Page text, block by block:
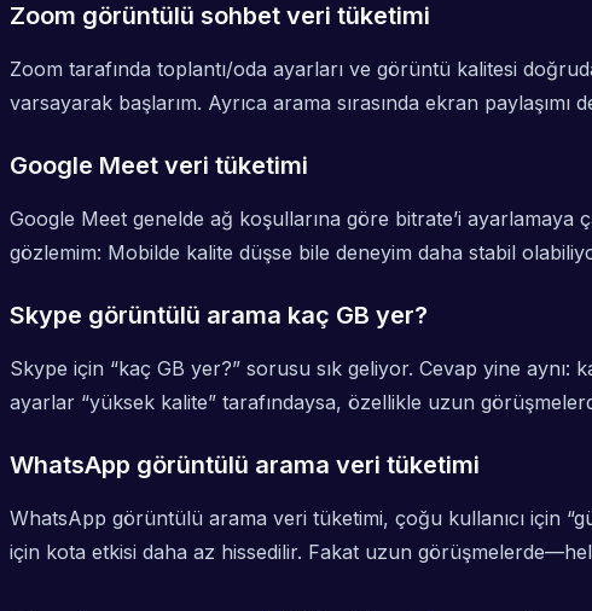
Zoom görüntülü sohbet veri tüketimi
Zoom tarafında toplantı/oda ayarları ve görüntü kalitesi
varsayarak başlarım. Ayrıca arama sırasında ekran
Google Meet veri tüketimi
Google Meet genelde ağ koşullarına göre bitrate’i ayarlamaya
gözlemim: Mobilde kalite düşse bile deneyim daha stabil
Skype görüntülü arama kaç GB yer?
Skype için “kaç GB yer?” sorusu sık geliyor. Cevap yine
ayarlar “yüksek kalite” tarafındaysa, özellikle uzun
WhatsApp görüntülü arama veri tüketimi
WhatsApp görüntülü arama veri tüketimi, çoğu kullanıcı için
için kota etkisi daha az hissedilir. Fakat uzun